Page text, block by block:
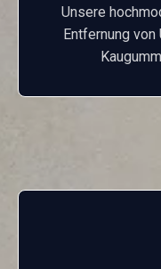
Unsere
Entfernung von